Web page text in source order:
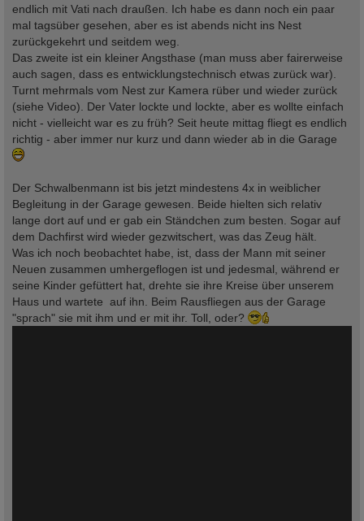
endlich mit Vati nach draußen. Ich habe es dann noch ein paar
mal tagsüber gesehen, aber es ist abends nicht ins Nest
zurückgekehrt und seitdem weg.
Das zweite ist ein kleiner Angsthase (man muss aber fairerweise
auch sagen, dass es entwicklungstechnisch etwas zurück war).
Turnt mehrmals vom Nest zur Kamera rüber und wieder zurück
(siehe Video). Der Vater lockte und lockte, aber es wollte einfach
nicht - vielleicht war es zu früh? Seit heute mittag fliegt es endlich
richtig - aber immer nur kurz und dann wieder ab in die Garage
Der Schwalbenmann ist bis jetzt mindestens 4x in weiblicher
Begleitung in der Garage gewesen. Beide hielten sich relativ
lange dort auf und er gab ein Ständchen zum besten. Sogar auf
dem Dachfirst wird wieder gezwitschert, was das Zeug hält.
Was ich noch beobachtet habe, ist, dass der Mann mit seiner
Neuen zusammen umhergeflogen ist und jedesmal, während er
seine Kinder gefüttert hat, drehte sie ihre Kreise über unserem
Haus und wartete auf ihn. Beim Rausfliegen aus der Garage
"sprach" sie mit ihm und er mit ihr. Toll, oder?